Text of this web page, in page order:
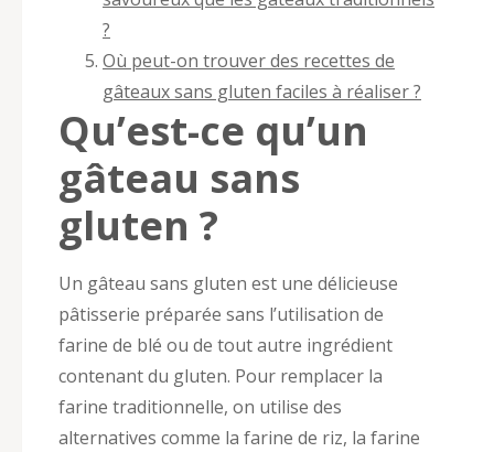
?
Où peut-on trouver des recettes de
gâteaux sans gluten faciles à réaliser ?
Qu’est-ce qu’un
gâteau sans
gluten ?
Un gâteau sans gluten est une délicieuse
pâtisserie préparée sans l’utilisation de
farine de blé ou de tout autre ingrédient
contenant du gluten. Pour remplacer la
farine traditionnelle, on utilise des
alternatives comme la farine de riz, la farine